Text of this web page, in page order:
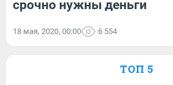
срочно нужны деньги
18 мая, 2020, 00:00 6 554
ТОП 5